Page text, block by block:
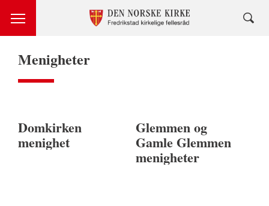
Menigheter
Domkirken
menighet
Glemmen og
Gamle Glemmen
menigheter